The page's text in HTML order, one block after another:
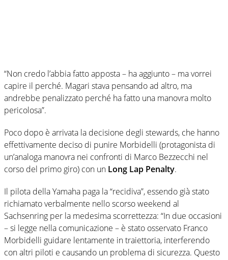
“Non credo l’abbia fatto apposta – ha aggiunto – ma vorrei
capire il perché. Magari stava pensando ad altro, ma
andrebbe penalizzato perché ha fatto una manovra molto
pericolosa”.
Poco dopo è arrivata la decisione degli stewards, che hanno
effettivamente deciso di punire Morbidelli (protagonista di
un’analoga manovra nei confronti di Marco Bezzecchi nel
corso del primo giro) con un Long Lap Penalty.
Il pilota della Yamaha paga la “recidiva”, essendo già stato
richiamato verbalmente nello scorso weekend al
Sachsenring per la medesima scorrettezza: “In due occasioni
– si legge nella comunicazione – è stato osservato Franco
Morbidelli guidare lentamente in traiettoria, interferendo
con altri piloti e causando un problema di sicurezza. Questo